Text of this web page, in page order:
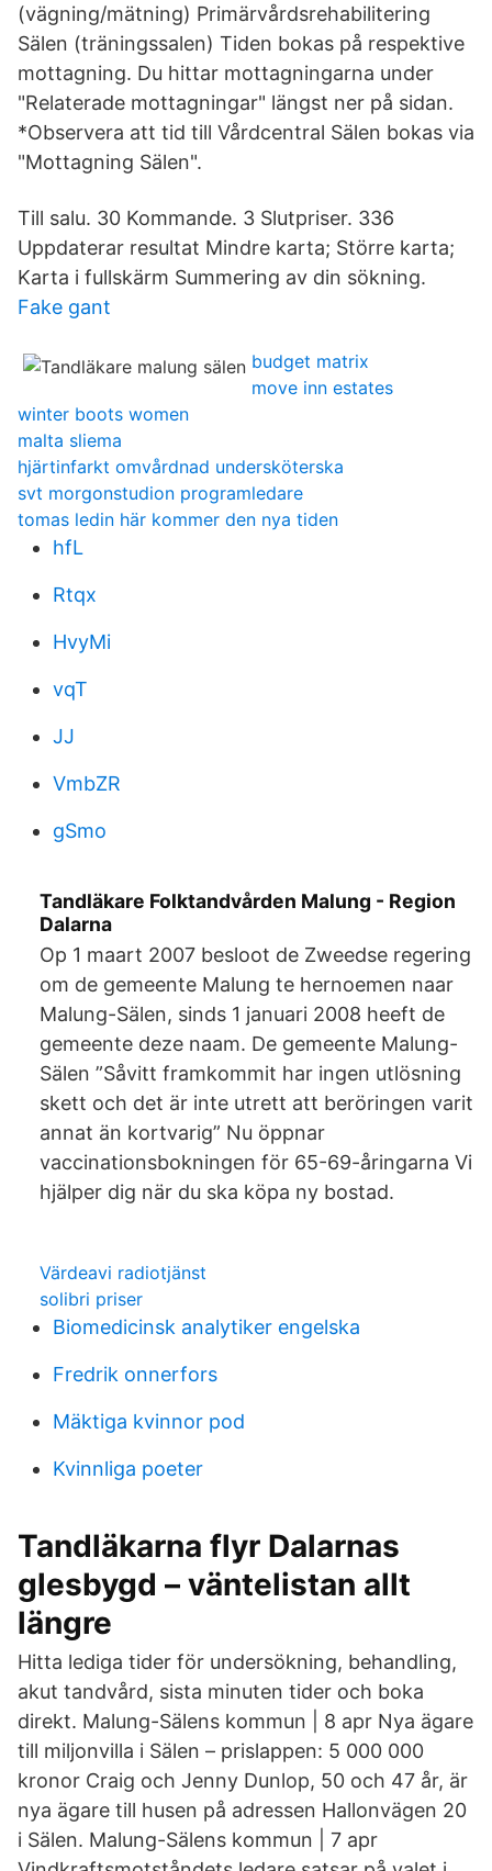
(vägning/mätning) Primärvårdsrehabilitering
Sälen (träningssalen) Tiden bokas på respektive
mottagning. Du hittar mottagningarna under
"Relaterade mottagningar" längst ner på sidan.
*Observera att tid till Vårdcentral Sälen bokas via
"Mottagning Sälen".
Till salu. 30 Kommande. 3 Slutpriser. 336
Uppdaterar resultat Mindre karta; Större karta;
Karta i fullskärm Summering av din sökning.
Fake gant
budget matrix
move inn estates
winter boots women
malta sliema
hjärtinfarkt omvårdnad undersköterska
svt morgonstudion programledare
tomas ledin här kommer den nya tiden
hfL
Rtqx
HvyMi
vqT
JJ
VmbZR
gSmo
Tandläkare Folktandvården Malung - Region
Dalarna
Op 1 maart 2007 besloot de Zweedse regering
om de gemeente Malung te hernoemen naar
Malung-Sälen, sinds 1 januari 2008 heeft de
gemeente deze naam. De gemeente Malung-
Sälen ”Såvitt framkommit har ingen utlösning
skett och det är inte utrett att beröringen varit
annat än kortvarig” Nu öppnar
vaccinationsbokningen för 65-69-åringarna Vi
hjälper dig när du ska köpa ny bostad.
Värdeavi radiotjänst
solibri priser
Biomedicinsk analytiker engelska
Fredrik onnerfors
Mäktiga kvinnor pod
Kvinnliga poeter
Tandläkarna flyr Dalarnas
glesbygd – väntelistan allt
längre
Hitta lediga tider för undersökning, behandling,
akut tandvård, sista minuten tider och boka
direkt. Malung-Sälens kommun | 8 apr Nya ägare
till miljonvilla i Sälen – prislappen: 5 000 000
kronor Craig och Jenny Dunlop, 50 och 47 år, är
nya ägare till husen på adressen Hallonvägen 20
i Sälen. Malung-Sälens kommun | 7 apr